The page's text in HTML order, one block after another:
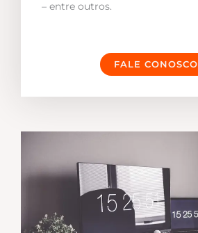
– entre outros.
FALE CONOSCO